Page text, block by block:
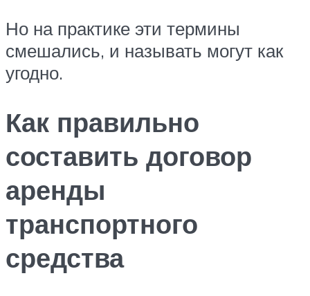
Но на практике эти термины
смешались, и называть могут как
угодно.
Как правильно
составить договор
аренды
транспортного
средства